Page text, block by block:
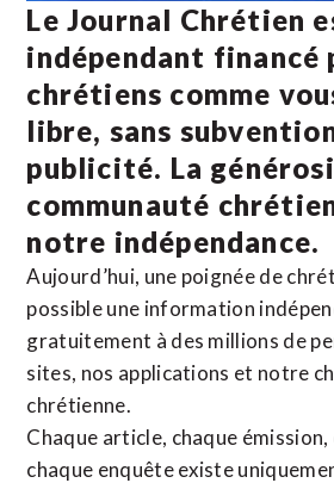
Le Journal Chrétien
indépendant financé
chrétiens comme
libre, sans
publicité. La
communauté
notre indépendance.
Aujourd’hui, une poignée de
possible une information
gratuitement à des millions de
sites, nos applications et notre
chrétienne.
Chaque article, chaque
chaque enquête existe